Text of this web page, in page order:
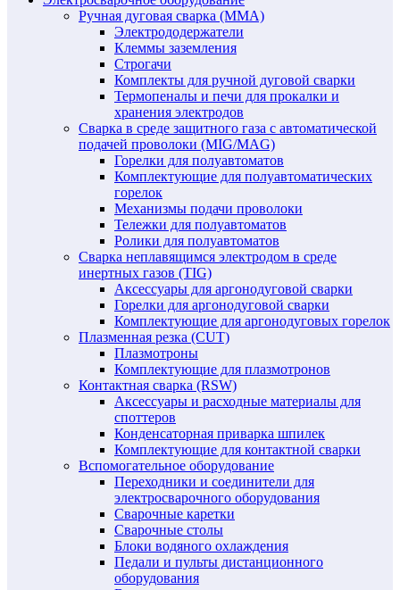
Ручная дуговая сварка (MMA)
Электрододержатели
Клеммы заземления
Строгачи
Комплекты для ручной дуговой сварки
Термопеналы и печи для прокалки и
хранения электродов
Сварка в среде защитного газа с автоматической
подачей проволоки (MIG/MAG)
Горелки для полуавтоматов
Комплектующие для полуавтоматических
горелок
Механизмы подачи проволоки
Тележки для полуавтоматов
Ролики для полуавтоматов
Сварка неплавящимся электродом в среде
инертных газов (TIG)
Аксессуары для аргонодуговой сварки
Горелки для аргонодуговой сварки
Комплектующие для аргонодуговых горелок
Плазменная резка (CUT)
Плазмотроны
Комплектующие для плазмотронов
Контактная сварка (RSW)
Аксессуары и расходные материалы для
споттеров
Конденсаторная приварка шпилек
Комплектующие для контактной сварки
Вспомогательное оборудование
Переходники и соединители для
электросварочного оборудования
Сварочные каретки
Сварочные столы
Блоки водяного охлаждения
Педали и пульты дистанционного
оборудования